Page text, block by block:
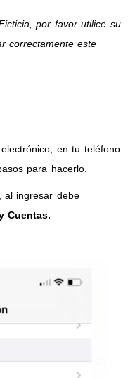
por favor utilice su
correctamente este
en tu teléfono
para hacerlo.
al ingresar debe
Cuentas.